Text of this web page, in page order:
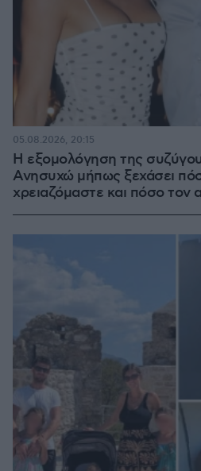
Η εξομολόγηση της
Ανησυχώ μήπως ξεχάσει
χρειαζόμαστε και πόσο τον
05.08.2026, 20:15